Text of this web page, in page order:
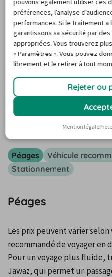
lieu de prise en charge, et
sur la gauche de la page
trouver la location de
questions concernant ta
notre site web, tu peux
lundi au vendredi entre 9h
Circuler à
de location :
Péages Véhicule
Stationnement
Péages
Les prix peuvent varier
recommandé de voyager en
Pour un voyage plus fluide,
Jawaz, qui permet un
préférences, l’analyse
performances. Si le traitement a
garantissons sa sécurité par
appropriées. Vous trouverez
« Paramètres ». Vous pouvez
librement et le retirer à tout
Rejeter ou
Mention légale